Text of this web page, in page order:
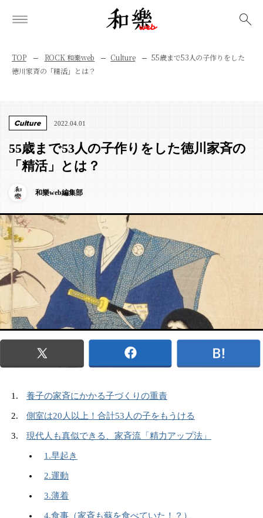
TOP ROCK 和樂web Culture
55歳まで53人の子作りをした
徳川家斉の「精活」とは？
Culture 2022.04.01
55歳まで53人の子作りをした徳川家斉の
「精活」とは？
和樂web編集部
養子の家斉にかかる子づくりの重責
側室は20人以上！合計53人の子をもうける
現代人も真似できる、家斉流「精力アップ法」
1.早起き
2.運動
3.薄着
4.食事（家斉も蘇を食べていた！？）